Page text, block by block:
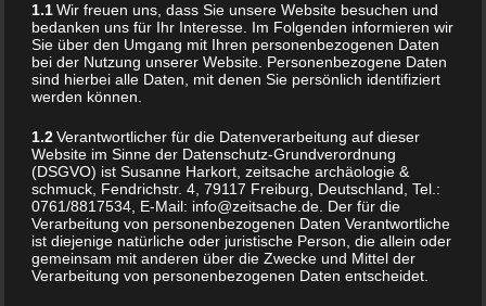
Home/ Products tagged “naturperlen”
NATURPERLEN
Showing the single result
1.1Wir freuen uns, dass Sie unsere Website besuchen und
bedanken uns für Ihr Interesse. Im Folgenden informieren wir
Sie über den Umgang mit Ihren personenbezogenen Daten
bei der Nutzung unserer Website. Personenbezogene Daten
sind hierbei alle Daten, mit denen Sie persönlich identifiziert
werden können.
1.2Verantwortlicher für die Datenverarbeitung auf dieser
Website im Sinne der Datenschutz-Grundverordnung
(DSGVO) ist Susanne Harkort, zeitsache archäologie &
schmuck, Fendrichstr. 4, 79117 Freiburg, Deutschland, Tel.:
0761/8817534, E-Mail: info@zeitsache.de. Der für die
Verarbeitung von personenbezogenen Daten Verantwortliche
ist diejenige natürliche oder juristische Person, die allein oder
gemeinsam mit anderen über die Zwecke und Mittel der
Verarbeitung von personenbezogenen Daten entscheidet.